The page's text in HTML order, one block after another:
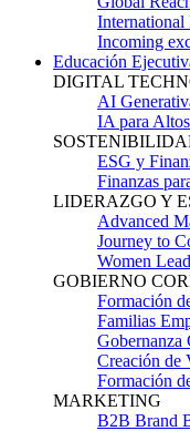
International
Incoming
Educación
DIGITAL
AI
IA para
ESG y
Finanzas
LIDERAZGO Y
Advanced
Journey to
Women
GOBIERNO
Formación
Familias
Gobernanza
Creación de
Formación
MARKETING
B2B Brand